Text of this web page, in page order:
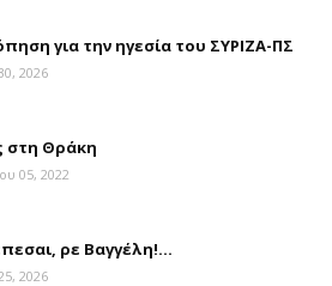
για την ηγεσία του ΣΥΡΙΖΑ-ΠΣ
2026
στη Θράκη
05, 2022
ρε Βαγγέλη!...
2026